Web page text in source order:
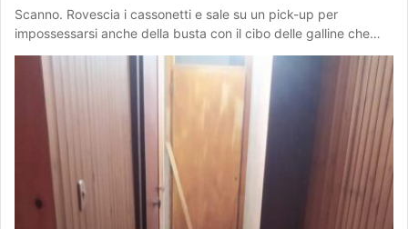
Scanno. Rovescia i cassonetti e sale su un pick-up per
impossessarsi anche della busta con il cibo delle galline che…